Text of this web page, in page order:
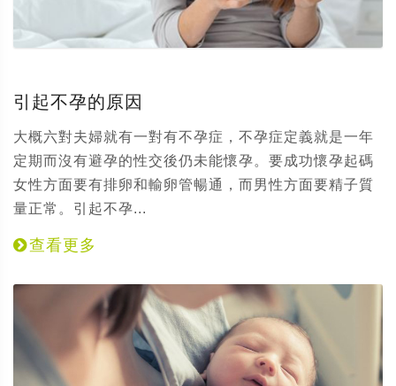
引起不孕的原因
大概六對夫婦就有一對有不孕症，不孕症定義就是一年
定期而沒有避孕的性交後仍未能懷孕。要成功懷孕起碼
女性方面要有排卵和輸卵管暢通，而男性方面要精子質
量正常。引起不孕...
查看更多